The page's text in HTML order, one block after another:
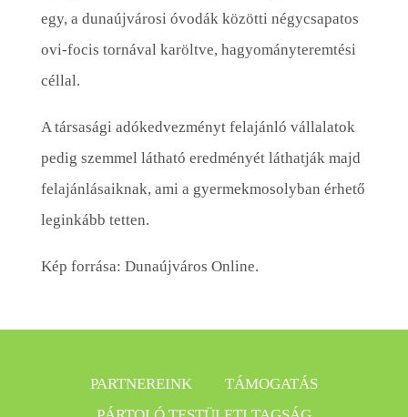
egy, a dunaújvárosi óvodák közötti négycsapatos
ovi-focis tornával karöltve, hagyományteremtési
céllal.
A társasági adókedvezményt felajánló vállalatok
pedig szemmel látható eredményét láthatják majd
felajánlásaiknak, ami a gyermekmosolyban érhető
leginkább tetten.
Kép forrása: Dunaújváros Online.
PARTNEREINK
TÁMOGATÁS